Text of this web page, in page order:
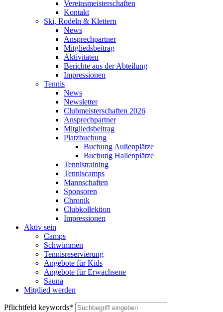
Vereinsmeisterschaften
Kontakt
Ski, Rodeln & Klettern
News
Ansprechpartner
Mitgliedsbeitrag
Aktivitäten
Berichte aus der Abteilung
Impressionen
Tennis
News
Newsletter
Clubmeisterschaften 2026
Ansprechpartner
Mitgliedsbeitrag
Platzbuchung
Buchung Außenplätze
Buchung Hallenplätze
Tennistraining
Tenniscamps
Mannschaften
Sponsoren
Chronik
Clubkollektion
Impressionen
Aktiv sein
Camps
Schwimmen
Tennisreservierung
Angebote für Kids
Angebote für Erwachsene
Sauna
Mitglied werden
Pflichtfeld keywords*